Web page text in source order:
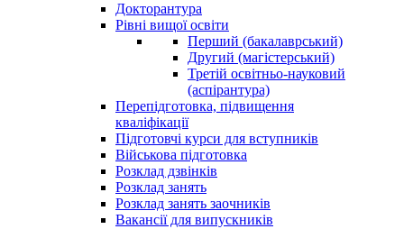
Докторантура
Рівні вищої освіти
Перший (бакалаврський)
Другий (магістерський)
Третій освітньо-науковий
(аспірантура)
Перепідготовка, підвищення
кваліфікації
Пiдготовчі курси для вступників
Військова підготовка
Розклад дзвінків
Розклад занять
Розклад занять заочників
Вакансії для випускників